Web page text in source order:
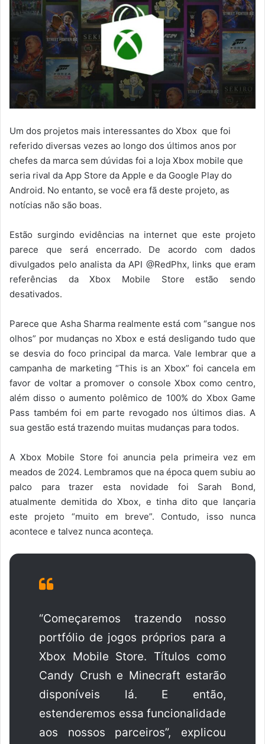
Um dos projetos mais interessantes do Xbox que foi
referido diversas vezes ao longo dos últimos anos por
chefes da marca sem dúvidas foi a loja Xbox mobile que
seria rival da App Store da Apple e da Google Play do
Android. No entanto, se você era fã deste projeto, as
notícias não são boas.
Estão surgindo evidências na internet que este projeto
parece que será encerrado. De acordo com dados
divulgados pelo analista da API @RedPhx, links que eram
referências da Xbox Mobile Store estão sendo
desativados.
Parece que Asha Sharma realmente está com “sangue nos
olhos” por mudanças no Xbox e está desligando tudo que
se desvia do foco principal da marca. Vale lembrar que a
campanha de marketing “This is an Xbox” foi cancela em
favor de voltar a promover o console Xbox como centro,
além disso o aumento polêmico de 100% do Xbox Game
Pass também foi em parte revogado nos últimos dias. A
sua gestão está trazendo muitas mudanças para todos.
A Xbox Mobile Store foi anuncia pela primeira vez em
meados de 2024. Lembramos que na época quem subiu ao
palco para trazer esta novidade foi Sarah Bond,
atualmente demitida do Xbox, e tinha dito que lançaria
este projeto “muito em breve”. Contudo, isso nunca
acontece e talvez nunca aconteça.
“Começaremos trazendo nosso
portfólio de jogos próprios para a
Xbox Mobile Store. Títulos como
Candy Crush e Minecraft estarão
disponíveis lá. E então,
estenderemos essa funcionalidade
aos nossos parceiros”, explicou